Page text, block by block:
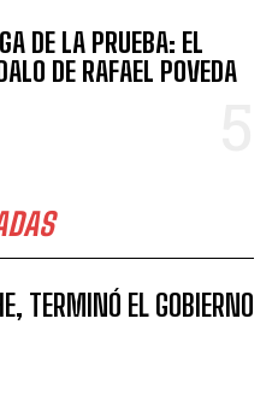
DE LA PRUEBA: EL
DE RAFAEL POVEDA
TERMINÓ EL GOBIERNO